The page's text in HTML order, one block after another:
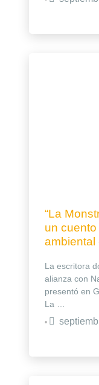
“La
un
ambiental
La escritora
alianza con
presentó en
La …
•